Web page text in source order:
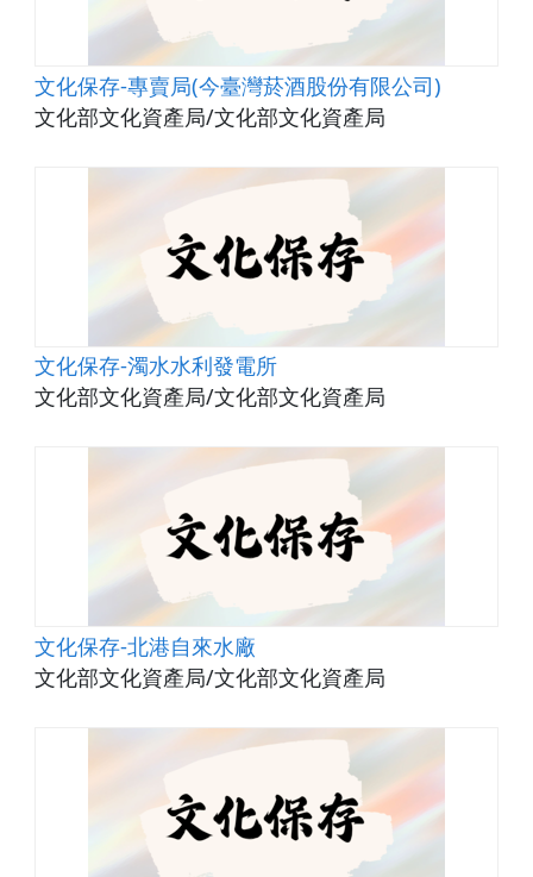
文化保存-專賣局(今臺灣菸酒股份有限公司)
文化部文化資產局/文化部文化資產局
文化保存-濁水水利發電所
文化部文化資產局/文化部文化資產局
文化保存-北港自來水廠
文化部文化資產局/文化部文化資產局